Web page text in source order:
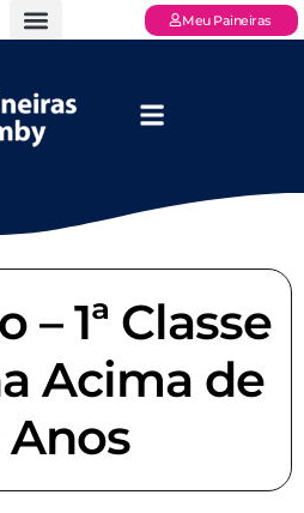
Meu Paineiras
– 1ª Classe
Acima de
Anos